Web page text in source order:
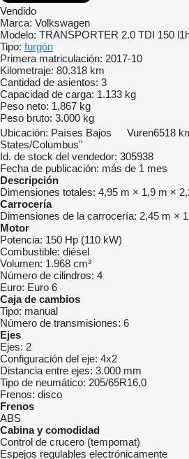
Vendido
Marca: Volkswagen
Modelo: TRANSPORTER 2.0 TDI 150
Tipo: furgón
Primera matriculación: 2017-10
Kilometraje: 80.318 km
Cantidad de asientos: 3
Capacidad de carga: 1.133 kg
Peso neto: 1.867 kg
Peso bruto: 3.000 kg
Ubicación: Países Bajos Vuren6518
States/Columbus"
Id. de stock del vendedor: 305938
Fecha de publicación: más de 1 mes
Descripción
Dimensiones totales: 4,95 m × 1,9 m ×
Carrocería
Dimensiones de la carrocería: 2,45 m ×
Motor
Potencia: 150 Hp (110 kW)
Combustible: diésel
Volumen: 1.968 cm³
Número de cilindros: 4
Euro: Euro 6
Caja de cambios
Tipo: manual
Número de transmisiones: 6
Ejes
Ejes: 2
Configuración del eje: 4x2
Distancia entre ejes: 3.000 mm
Tipo de neumático: 205/65R16,0
Frenos: disco
Frenos
ABS
Cabina y comodidad
Control de crucero (tempomat)
Espejos regulables electrónicamente